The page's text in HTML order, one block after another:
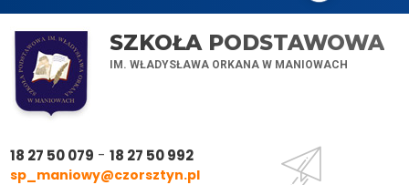
SZKOŁA PODSTAWOWA
IM. WŁADYSŁAWA ORKANA W MANIOWACH
18 27 50 079 -18 27 50 992
sp_maniowy@czorsztyn.pl